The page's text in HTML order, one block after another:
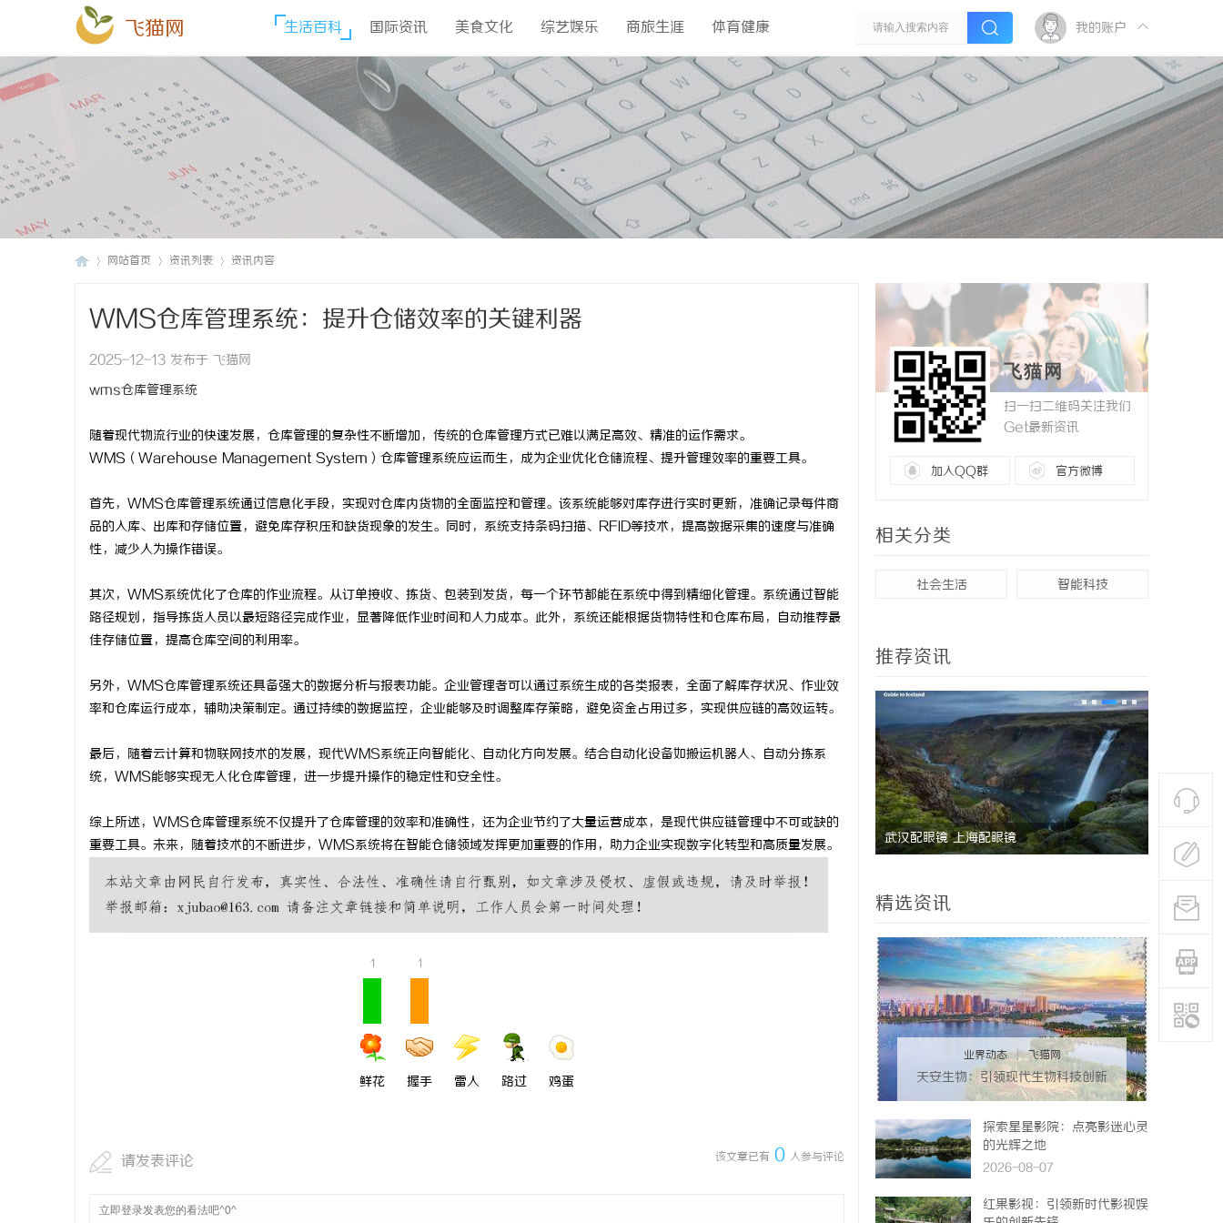
飞猫网 生活百科 国际资讯 美食文化 综艺娱乐 商旅生涯 体育健康 我的账户
网站首页 资讯列表 资讯内容
WMS仓库管理系统：提升仓储效率的关键利器
2025-12-13 发布于 飞猫网
wms仓库管理系统
随着现代物流行业的快速发展，仓库管理的复杂性不断增加，传统的仓库管理方式已难以满足高效、精准的运作需求。
WMS（Warehouse Management System）仓库管理系统应运而生，成为企业优化仓储流程、提升管理效率的重要工具。
首先，WMS仓库管理系统通过信息化手段，实现对仓库内货物的全面监控和管理。该系统能够对库存进行实时更新，准确记录每件商
品的入库、出库和存储位置，避免库存积压和缺货现象的发生。同时，系统支持条码扫描、RFID等技术，提高数据采集的速度与准确
性，减少人为操作错误。
其次，WMS系统优化了仓库的作业流程。从订单接收、拣货、包装到发货，每一个环节都能在系统中得到精细化管理。系统通过智能
路径规划，指导拣货人员以最短路径完成作业，显著降低作业时间和人力成本。此外，系统还能根据货物特性和仓库布局，自动推荐最
佳存储位置，提高仓库空间的利用率。
另外，WMS仓库管理系统还具备强大的数据分析与报表功能。企业管理者可以通过系统生成的各类报表，全面了解库存状况、作业效
率和仓库运行成本，辅助决策制定。通过持续的数据监控，企业能够及时调整库存策略，避免资金占用过多，实现供应链的高效运转。
最后，随着云计算和物联网技术的发展，现代WMS系统正向智能化、自动化方向发展。结合自动化设备如搬运机器人、自动分拣系
统，WMS能够实现无人化仓库管理，进一步提升操作的稳定性和安全性。
综上所述，WMS仓库管理系统不仅提升了仓库管理的效率和准确性，还为企业节约了大量运营成本，是现代供应链管理中不可或缺的
重要工具。未来，随着技术的不断进步，WMS系统将在智能仓储领域发挥更加重要的作用，助力企业实现数字化转型和高质量发展。
1
鲜花
1
握手 雷人 路过 鸡蛋
该文章已有 0 人参与评论
请发表评论
飞猫网
扫一扫二维码关注我们
Get最新资讯
加入QQ群 官方微博
相关分类
社会生活 智能科技
推荐资讯
贝净 AC 国际医疗实验室，标准化研发体系 武汉配眼镜 上海配眼镜 武汉配眼镜 上海配眼镜 武汉配眼
精选资讯
业界动态 | 飞猫网
天安生物：引领现代生物科技创新
发展的先锋企业
探索星星影院：点亮影迷心灵
的光辉之地
2026-08-07
红果影视：引领新时代影视娱